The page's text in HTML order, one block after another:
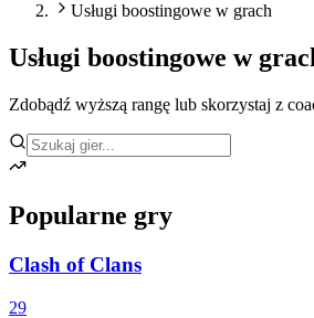
Usługi boostingowe w grach
Usługi boostingowe w
Zdobądź wyższą rangę lub skorzystaj z
Popularne gry
Clash of Clans
29